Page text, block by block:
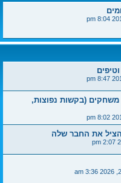
(בקשות נפוצות,
את החבר שלה